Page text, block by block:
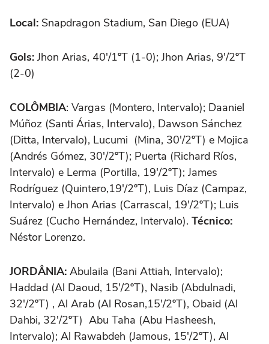
Local: Snapdragon Stadium, San Diego (EUA)
Gols: Jhon Arias, 40'/1ºT (1-0); Jhon Arias, 9'/2ºT
(2-0)
COLÔMBIA: Vargas (Montero, Intervalo); Daaniel
Múñoz (Santi Árias, Intervalo), Dawson Sánchez
(Ditta, Intervalo), Lucumi (Mina, 30'/2ºT) e Mojica
(Andrés Gómez, 30'/2ºT); Puerta (Richard Ríos,
Intervalo) e Lerma (Portilla, 19'/2ºT); James
Rodríguez (Quintero,19'/2ºT), Luis Díaz (Campaz,
Intervalo) e Jhon Arias (Carrascal, 19'/2ºT); Luis
Suárez (Cucho Hernández, Intervalo). Técnico:
Néstor Lorenzo.
JORDÂNIA: Abulaila (Bani Attiah, Intervalo);
Haddad (Al Daoud, 15'/2ºT), Nasib (Abdulnadi,
32'/2ºT) , Al Arab (Al Rosan,15'/2ºT), Obaid (Al
Dahbi, 32'/2ºT) Abu Taha (Abu Hasheesh,
Intervalo); Al Rawabdeh (Jamous, 15'/2ºT), Al